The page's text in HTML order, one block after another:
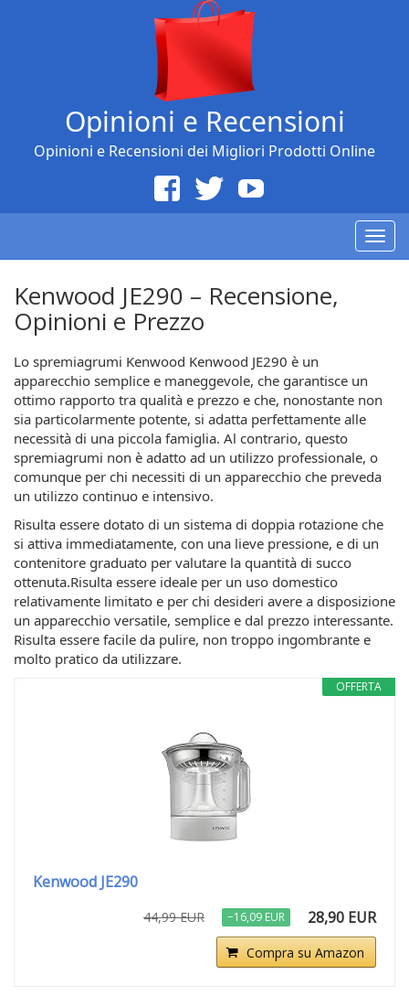
Opinioni e Recensioni
Opinioni e Recensioni dei Migliori Prodotti Online
Kenwood JE290 – Recensione,
Opinioni e Prezzo
Lo spremiagrumi Kenwood Kenwood JE290 è un
apparecchio semplice e maneggevole, che garantisce un
ottimo rapporto tra qualità e prezzo e che, nonostante non
sia particolarmente potente, si adatta perfettamente alle
necessità di una piccola famiglia. Al contrario, questo
spremiagrumi non è adatto ad un utilizzo professionale, o
comunque per chi necessiti di un apparecchio che preveda
un utilizzo continuo e intensivo.
Risulta essere dotato di un sistema di doppia rotazione che
si attiva immediatamente, con una lieve pressione, e di un
contenitore graduato per valutare la quantità di succo
ottenuta.Risulta essere ideale per un uso domestico
relativamente limitato e per chi desideri avere a disposizione
un apparecchio versatile, semplice e dal prezzo interessante.
Risulta essere facile da pulire, non troppo ingombrante e
molto pratico da utilizzare.
OFFERTA
Kenwood JE290
44,99 EUR −16,09 EUR 28,90 EUR
Compra su Amazon